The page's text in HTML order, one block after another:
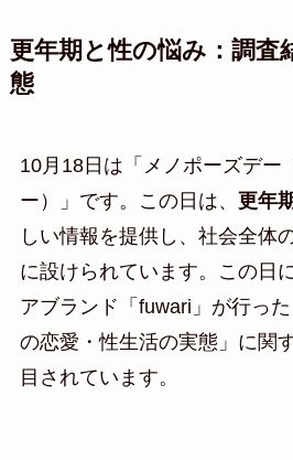
更年期と性の悩み：調査
態
10月18日は「メノポーズデー
ー）」です。この日は、 更年
しい情報を提供し、社会全体
に設けられています。この日
アブランド「fuwari」が行っ
の恋愛・性生活の実態」に関
目されています。